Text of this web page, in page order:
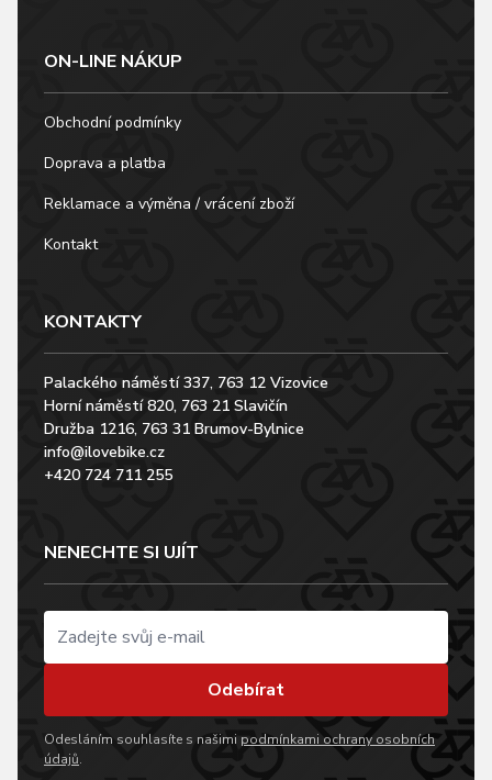
ON-LINE NÁKUP
Obchodní podmínky
Doprava a platba
Reklamace a výměna / vrácení zboží
Kontakt
KONTAKTY
Palackého náměstí 337, 763 12 Vizovice
Horní náměstí 820, 763 21 Slavičín
Družba 1216, 763 31 Brumov-Bylnice
info@ilovebike.cz
+420 724 711 255
NENECHTE SI UJÍT
Odebírat
Odesláním souhlasíte s našimi podmínkami ochrany osobních
údajů.